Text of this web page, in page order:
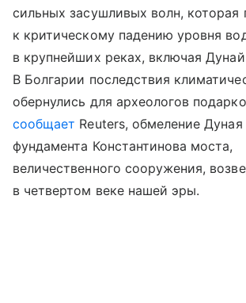
сильных засушливых волн, которая
к критическому падению уровня
в крупнейших реках, включая
В Болгарии последствия
обернулись для археологов
сообщает Reuters, обмеление
фундамента Константинова моста,
величественного сооружения,
в четвертом веке нашей эры.